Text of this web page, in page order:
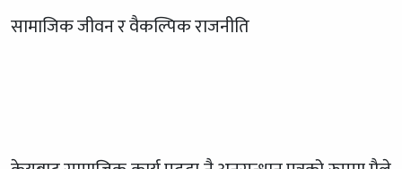
सामाजिक जीवन र वैकल्पिक राजनीति